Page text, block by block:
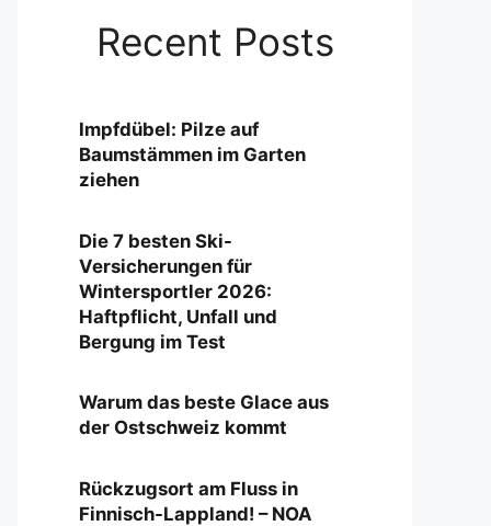
Recent Posts
Impfdübel: Pilze auf
Baumstämmen im Garten
ziehen
Die 7 besten Ski-
Versicherungen für
Wintersportler 2026:
Haftpflicht, Unfall und
Bergung im Test
Warum das beste Glace aus
der Ostschweiz kommt
Rückzugsort am Fluss in
Finnisch-Lappland! – NOA